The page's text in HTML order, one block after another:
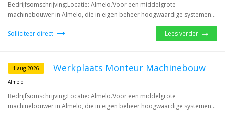
Bedrijfsomschrijving:Locatie: Almelo.Voor een middelgrote
machinebouwer in Almelo, die in eigen beheer hoogwaardige systemen...
Solliciteer direct Lees verder
1 aug 2026 Werkplaats Monteur Machinebouw
Almelo
Bedrijfsomschrijving:Locatie: Almelo.Voor een middelgrote
machinebouwer in Almelo, die in eigen beheer hoogwaardige systemen...